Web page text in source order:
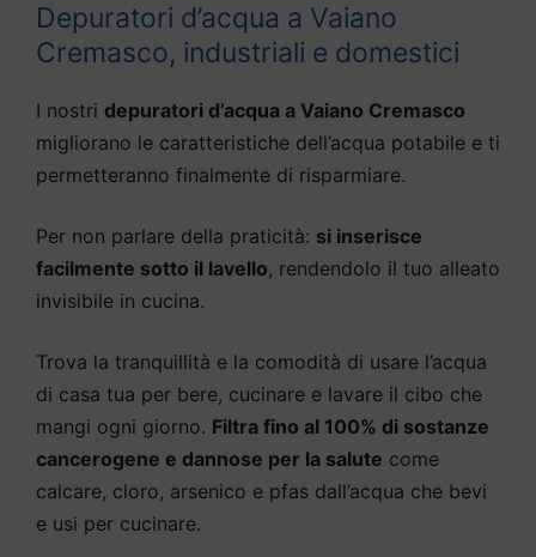
Depuratori d’acqua a Vaiano
Cremasco, industriali e domestici
I nostri depuratori d’acqua a Vaiano Cremasco
migliorano le caratteristiche dell’acqua potabile e ti
permetteranno finalmente di risparmiare.
Per non parlare della praticità: si inserisce
facilmente sotto il lavello, rendendolo il tuo alleato
invisibile in cucina.
Trova la tranquillità e la comodità di usare l’acqua
di casa tua per bere, cucinare e lavare il cibo che
mangi ogni giorno. Filtra fino al 100% di sostanze
cancerogene e dannose per la salute come
calcare, cloro, arsenico e pfas dall’acqua che bevi
e usi per cucinare.